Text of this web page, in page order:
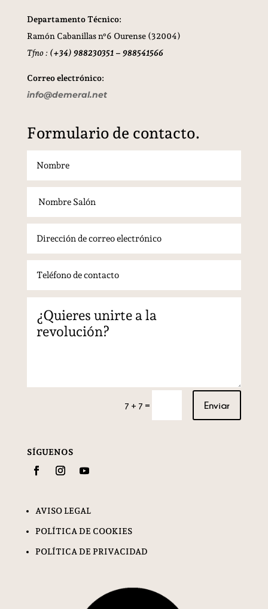
Departamento Técnico:
Ramón Cabanillas nº6 Ourense (32004)
Tfno : (+34) 988230351 – 988541566
Correo electrónico:
info@demeral.net
Formulario de contacto.
7 + 7 = Enviar
SÍGUENOS
AVISO LEGAL
POLÍTICA DE COOKIES
POLÍTICA DE PRIVACIDAD